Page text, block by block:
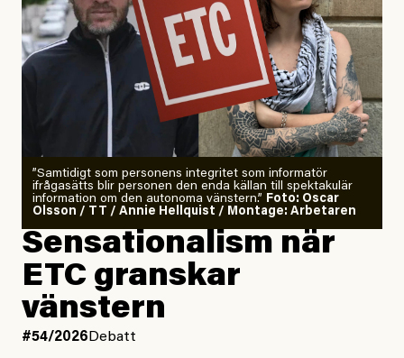
”Samtidigt som personens integritet som informatör
ifrågasätts blir personen den enda källan till spektakulär
information om den autonoma vänstern.” Foto: Oscar
Olsson / TT / Annie Hellquist / Montage: Arbetaren
Sensationalism när
ETC granskar
vänstern
#54/2026 Debatt